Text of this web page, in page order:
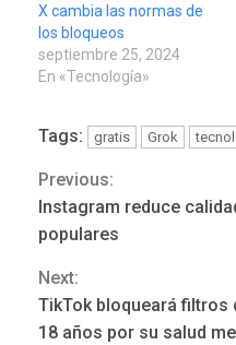
X cambia las normas de
los bloqueos
septiembre 25, 2024
En «Tecnología»
Tags: gratis Grok
Continue
Reading
Previous:
Instagram reduce
populares
Next:
TikTok bloqueará filtros
18 años por su salud
3